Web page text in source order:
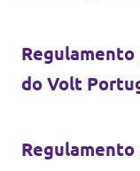
Regulamento
do Volt
Regulamento